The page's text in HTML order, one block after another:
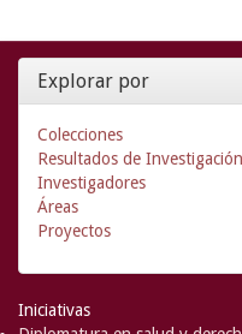
Explorar por
Colecciones
Resultados de Investigación
Investigadores
Áreas
Proyectos
Iniciativas